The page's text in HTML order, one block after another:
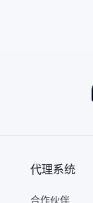
代理系统
合作伙伴